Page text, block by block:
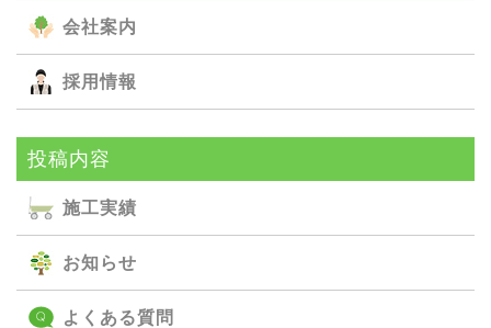
会社案内
採用情報
投稿内容
施⼯実績
お知らせ
よくある質問